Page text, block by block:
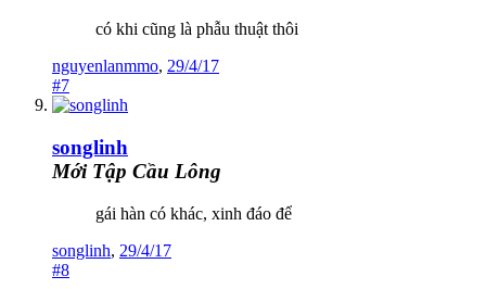
có khi cũng là phẫu thuật thôi
nguyenlanmmo, 29/4/17
#7
songlinh
Mới Tập Cầu Lông
gái hàn có khác, xinh đáo để
songlinh, 29/4/17
#8